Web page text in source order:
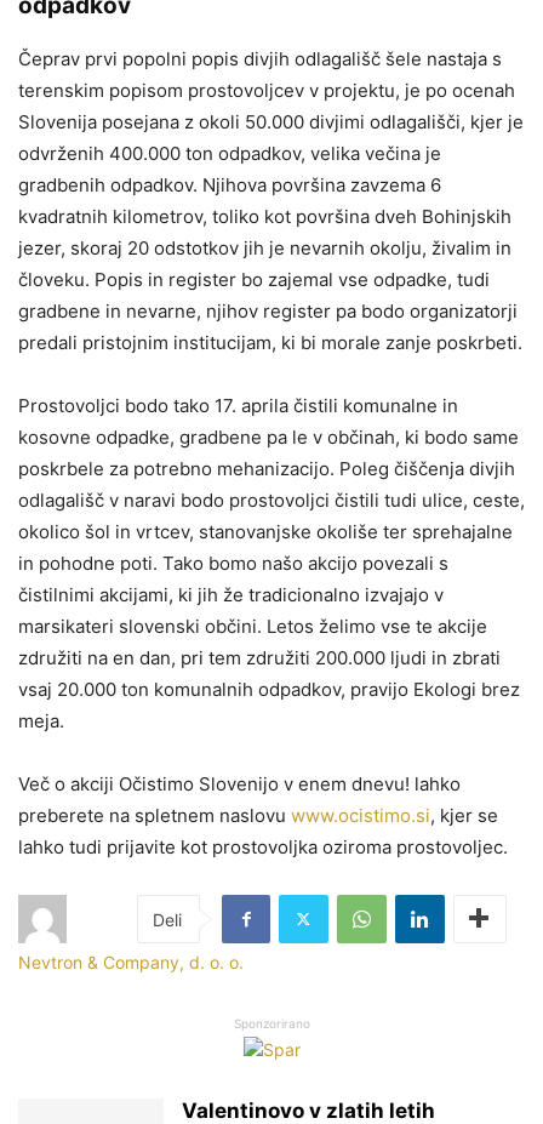
Čeprav prvi popolni popis divjih odlagališč šele nastaja s
terenskim popisom prostovoljcev v projektu, je po ocenah
Slovenija posejana z okoli 50.000 divjimi odlagališči, kjer je
odvrženih 400.000 ton odpadkov, velika večina je
gradbenih odpadkov. Njihova površina zavzema 6
kvadratnih kilometrov, toliko kot površina dveh Bohinjskih
jezer, skoraj 20 odstotkov jih je nevarnih okolju, živalim in
človeku. Popis in register bo zajemal vse odpadke, tudi
gradbene in nevarne, njihov register pa bodo organizatorji
predali pristojnim institucijam, ki bi morale zanje poskrbeti.
Prostovoljci bodo tako 17. aprila čistili komunalne in
kosovne odpadke, gradbene pa le v občinah, ki bodo same
poskrbele za potrebno mehanizacijo. Poleg čiščenja divjih
odlagališč v naravi bodo prostovoljci čistili tudi ulice, ceste,
okolico šol in vrtcev, stanovanjske okoliše ter sprehajalne
in pohodne poti. Tako bomo našo akcijo povezali s
čistilnimi akcijami, ki jih že tradicionalno izvajajo v
marsikateri slovenski občini. Letos želimo vse te akcije
združiti na en dan, pri tem združiti 200.000 ljudi in zbrati
vsaj 20.000 ton komunalnih odpadkov, pravijo Ekologi brez
meja.
Več o akciji Očistimo Slovenijo v enem dnevu! lahko
preberete na spletnem naslovu www.ocistimo.si, kjer se
lahko tudi prijavite kot prostovoljka oziroma prostovoljec.
Nevtron & Company, d. o. o.
Sponzorirano
Valentinovo v zlatih letih